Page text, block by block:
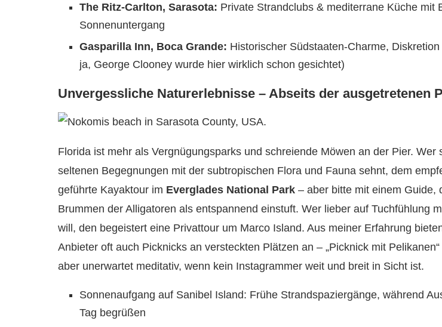
The Ritz-Carlton, Sarasota: Private Strandclubs & mediterrane Küche mit
Sonnenuntergang
Gasparilla Inn, Boca Grande: Historischer Südstaaten-Charme,
ja, George Clooney wurde hier wirklich schon gesichtet)
Unvergessliche Naturerlebnisse – Abseits der ausgetretenen
Florida ist mehr als Vergnügungsparks und schreiende Möwen an der Pier. Wer
seltenen Begegnungen mit der subtropischen Flora und Fauna sehnt, dem
geführte Kayaktour im Everglades National Park – aber bitte mit einem Guide,
Brummen der Alligatoren als entspannend einstuft. Wer lieber auf Tuchfühlung
will, den begeistert eine Privattour um Marco Island. Aus meiner Erfahrung
Anbieter oft auch Picknicks an versteckten Plätzen an – „Picknick mit
aber unerwartet meditativ, wenn kein Instagrammer weit und breit in Sicht ist.
Sonnenaufgang auf Sanibel Island: Frühe Strandspaziergänge, während
Tag begrüßen